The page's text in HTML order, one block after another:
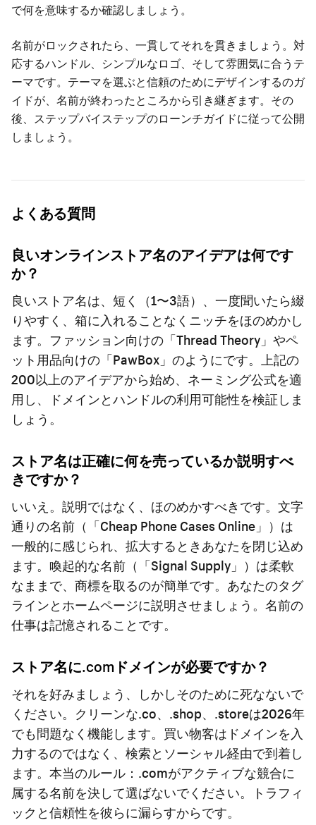
で何を意味するか確認しましょう。
名前がロックされたら、一貫してそれを貫きましょう。対
応するハンドル、シンプルなロゴ、そして雰囲気に合うテ
ーマです。 テーマを選ぶと信頼のためにデザインするのガ
イドが、名前が終わったところから引き継ぎます。その
後、 ステップバイステップのローンチガイドに従って公開
しましょう。
よくある質問
良いオンラインストア名のアイデアは何です
か？
良いストア名は、短く（1〜3語）、一度聞いたら綴
りやすく、箱に入れることなくニッチをほのめかし
ます。ファッション向けの「Thread Theory」やペ
ット用品向けの「PawBox」のようにです。上記の
200以上のアイデアから始め、ネーミング公式を適
用し、ドメインとハンドルの利用可能性を検証しま
しょう。
ストア名は正確に何を売っているか説明すべ
きですか？
いいえ。説明ではなく、ほのめかすべきです。文字
通りの名前（「Cheap Phone Cases Online」）は
一般的に感じられ、拡大するときあなたを閉じ込め
ます。喚起的な名前（「Signal Supply」）は柔軟
なままで、商標を取るのが簡単です。あなたのタグ
ラインとホームページに説明させましょう。名前の
仕事は記憶されることです。
ストア名に.comドメインが必要ですか？
それを好みましょう、しかしそのために死なないで
ください。クリーンな.co、.shop、.storeは2026年
でも問題なく機能します。買い物客はドメインを入
力するのではなく、検索とソーシャル経由で到着し
ます。本当のルール：.comがアクティブな競合に
属する名前を決して選ばないでください。トラフィ
ックと信頼性を彼らに漏らすからです。